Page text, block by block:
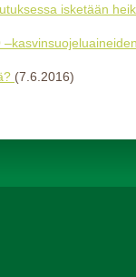
isketään
(7.6.2016)